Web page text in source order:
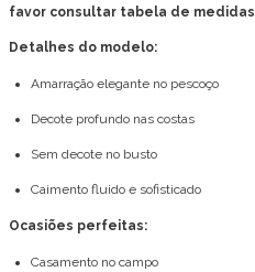
favor consultar tabela de medidas
Detalhes do modelo:
Amarração elegante no pescoço
Decote profundo nas costas
Sem decote no busto
Caimento fluido e sofisticado
Ocasiões perfeitas:
Casamento no campo